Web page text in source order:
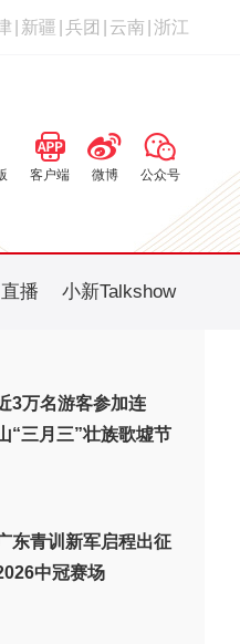
新疆 兵团 云南 浙江
客户端 微博 公众号
直播 小新Talkshow
3万名游客参加连
“三月三”壮族歌墟节
东青训新军启程出征
中冠赛场